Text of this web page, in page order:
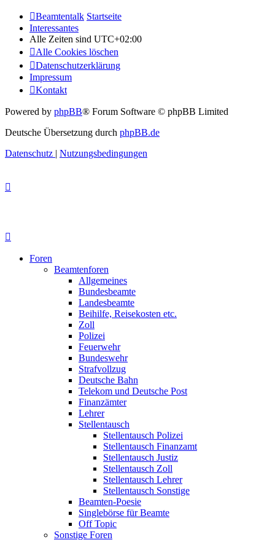
Beamtentalk Startseite
Interessantes
Alle Zeiten sind UTC+02:00
Alle Cookies löschen
Datenschutzerklärung
Impressum
Kontakt
Powered by phpBB® Forum Software © phpBB Limited
Deutsche Übersetzung durch phpBB.de
Datenschutz | Nutzungsbedingungen
Foren
Beamtenforen
Allgemeines
Bundesbeamte
Landesbeamte
Beihilfe, Reisekosten etc.
Zoll
Polizei
Feuerwehr
Bundeswehr
Strafvollzug
Deutsche Bahn
Telekom und Deutsche Post
Finanzämter
Lehrer
Stellentausch
Stellentausch Polizei
Stellentausch Finanzamt
Stellentausch Justiz
Stellentausch Zoll
Stellentausch Lehrer
Stellentausch Sonstige
Beamten-Poesie
Singlebörse für Beamte
Off Topic
Sonstige Foren